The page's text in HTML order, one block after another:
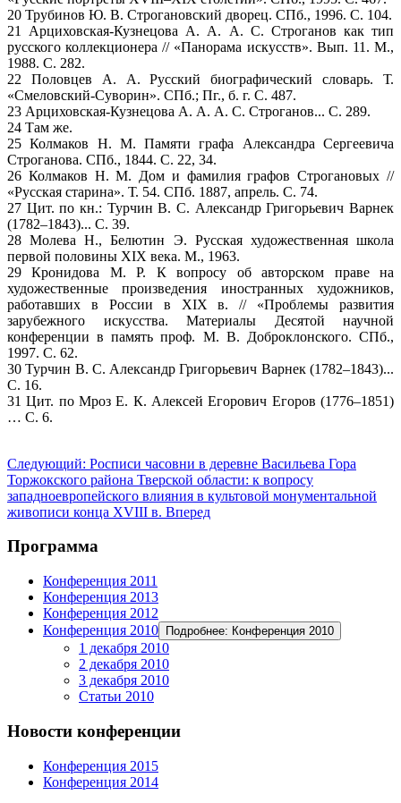
20 Трубинов Ю. В. Строгановский дворец. СПб., 1996. С. 104.
21 Арциховская-Кузнецова А. А. А. С. Строганов как тип
русского коллекционера // «Панорама искусств». Вып. 11. М.,
1988. С. 282.
22 Половцев А. А. Русский биографический словарь. Т.
«Смеловский-Суворин». СПб.; Пг., б. г. С. 487.
23 Арциховская-Кузнецова А. А. А. С. Строганов... С. 289.
24 Там же.
25 Колмаков Н. М. Памяти графа Александра Сергеевича
Строганова. СПб., 1844. С. 22, 34.
26 Колмаков Н. М. Дом и фамилия графов Строгановых //
«Русская старина». Т. 54. СПб. 1887, апрель. С. 74.
27 Цит. по кн.: Турчин В. С. Александр Григорьевич Варнек
(1782–1843)... С. 39.
28 Молева Н., Белютин Э. Русская художественная школа
первой половины XIX века. М., 1963.
29 Кронидова М. Р. К вопросу об авторском праве на
художественные произведения иностранных художников,
работавших в России в XIX в. // «Проблемы развития
зарубежного искусства. Материалы Десятой научной
конференции в память проф. М. В. Доброклонского. СПб.,
1997. С. 62.
30 Турчин В. С. Александр Григорьевич Варнек (1782–1843)...
С. 16.
31 Цит. по Мроз Е. К. Алексей Егорович Егоров (1776–1851)
… С. 6.
Следующий: Росписи часовни в деревне Васильева Гора
Торжокского района Тверской области: к вопросу
западноевропейского влияния в культовой монументальной
живописи конца XVIII в. Вперед
Программа
Конференция 2011
Конференция 2013
Конференция 2012
Конференция 2010
Подробнее: Конференция 2010
1 декабря 2010
2 декабря 2010
3 декабря 2010
Статьи 2010
Новости конференции
Конференция 2015
Конференция 2014